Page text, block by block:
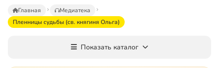
Главная
Медиатека
Пленницы судьбы (св. княгиня Ольга)
Показать каталог